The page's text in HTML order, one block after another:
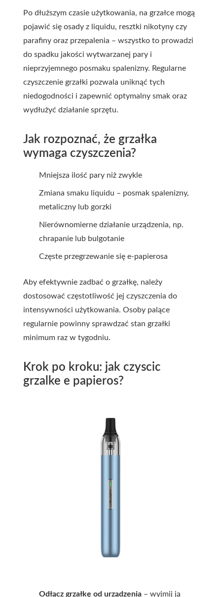
Po dłuższym czasie użytkowania, na grzałce mogą
pojawić się osady z liquidu, resztki nikotyny czy
parafiny oraz przepalenia – wszystko to prowadzi
do spadku jakości wytwarzanej pary i
nieprzyjemnego posmaku spalenizny. Regularne
czyszczenie grzałki pozwala uniknąć tych
niedogodności i zapewnić optymalny smak oraz
wydłużyć działanie sprzętu.
Jak rozpoznać, że grzałka
wymaga czyszczenia?
Mniejsza ilość pary niż zwykle
Zmiana smaku liquidu – posmak spalenizny,
metaliczny lub gorzki
Nierównomierne działanie urządzenia, np.
chrapanie lub bulgotanie
Częste przegrzewanie się e-papierosa
Aby efektywnie zadbać o grzałkę, należy
dostosować częstotliwość jej czyszczenia do
intensywności użytkowania. Osoby palące
regularnie powinny sprawdzać stan grzałki
minimum raz w tygodniu.
Krok po kroku: jak czyscic
grzalke e papieros?
Odłącz grzałkę od urządzenia – wyjmij ją